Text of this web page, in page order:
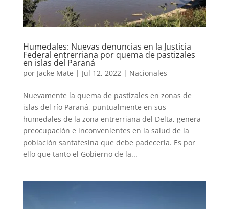
Humedales: Nuevas denuncias en la Justicia
Federal entrerriana por quema de pastizales
en islas del Paraná
por Jacke Mate | Jul 12, 2022| Nacionales
Nuevamente la quema de pastizales en zonas de
islas del río Paraná, puntualmente en sus
humedales de la zona entrerriana del Delta, genera
preocupación e inconvenientes en la salud de la
población santafesina que debe padecerla. Es por
ello que tanto el Gobierno de la...